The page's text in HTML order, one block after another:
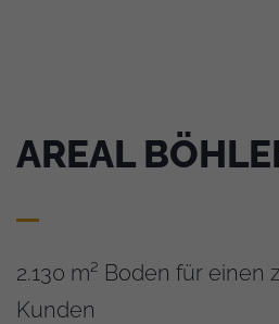
AREAL
2.130 m² Boden für einen
Kunden